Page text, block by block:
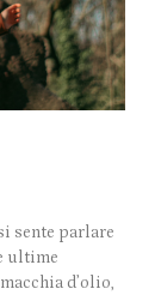
sente parlare
ultime
d’olio,